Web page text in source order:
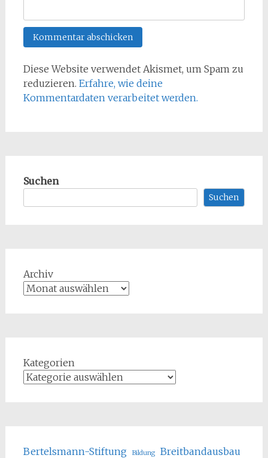
Diese Website verwendet Akismet, um Spam zu
reduzieren. Erfahre, wie deine
Kommentardaten verarbeitet werden.
Suchen
Suchen
Archiv
Kategorien
Bertelsmann-Stiftung Bildung
Breitbandausbau